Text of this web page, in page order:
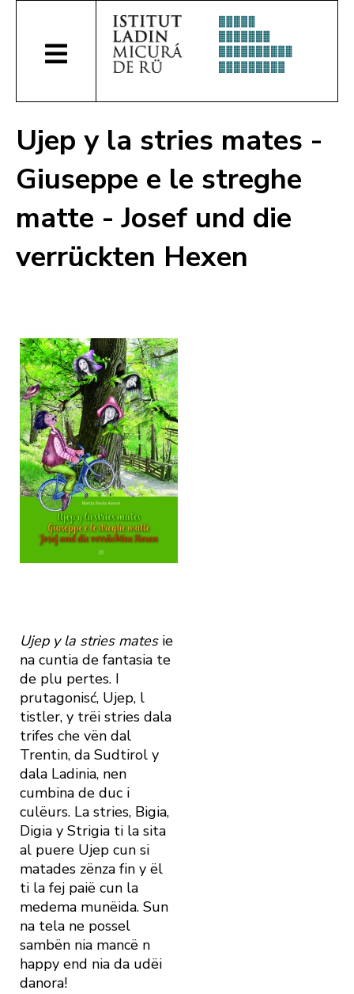
Ujep y la stries mates -
Giuseppe e le streghe
matte - Josef und die
verrückten Hexen
Ujep y la stries matesie
na cuntia de fantasia te
de plu pertes. I
prutagonisć, Ujep, l
tistler, y trëi stries dala
trifes che vën dal
Trentin, da Sudtirol y
dala Ladinia, nen
cumbina de duc i
culëurs. La stries, Bigia,
Digia y Strigia ti la sita
al puere Ujep cun si
matades zënza fin y ël
ti la fej paië cun la
medema munëida. Sun
na tela ne possel
sambën nia mancë n
happy end nia da udëi
danora!